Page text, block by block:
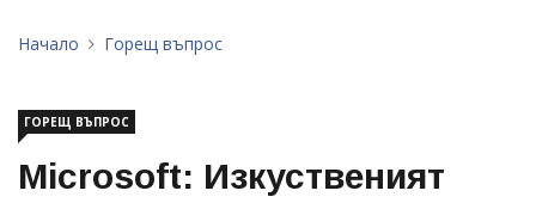
Начало Горещ въпрос
ГОРЕЩ ВЪПРОС
Microsoft: Изкуственият